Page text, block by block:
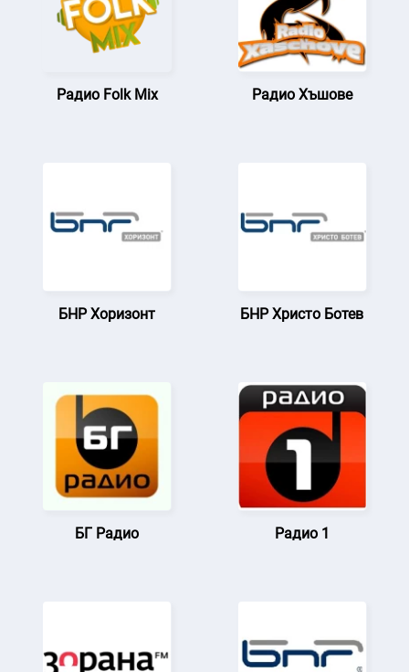
Радио Folk Mix Радио Хъшове
БНР Хоризонт БНР Христо Ботев
БГ Радио Радио 1